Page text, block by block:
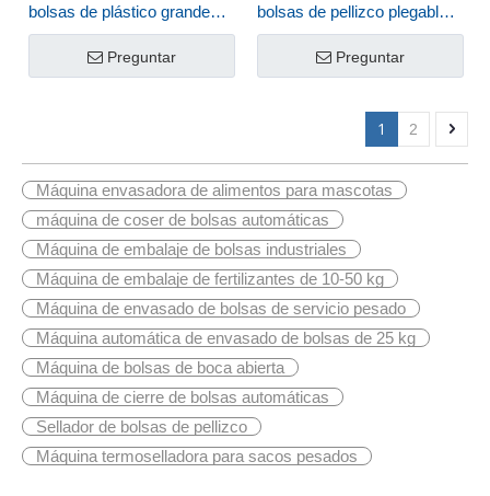
bolsas de plástico grandes
con costura de borde FBS-
Preguntar
bolsas de pellizco plegable
para 25 kg de polvo o
embalaje de granulos FBP-
3W
Preguntar
1 2
Máquina envasadora de alimentos para mascotas
máquina de coser de bolsas automáticas
Máquina de embalaje de bolsas industriales
Máquina de embalaje de fertilizantes de 10-50 kg
Máquina de envasado de bolsas de servicio pesado
Máquina automática de envasado de bolsas de 25 kg
Máquina de bolsas de boca abierta
Máquina de cierre de bolsas automáticas
Sellador de bolsas de pellizco
Máquina termoselladora para sacos pesados